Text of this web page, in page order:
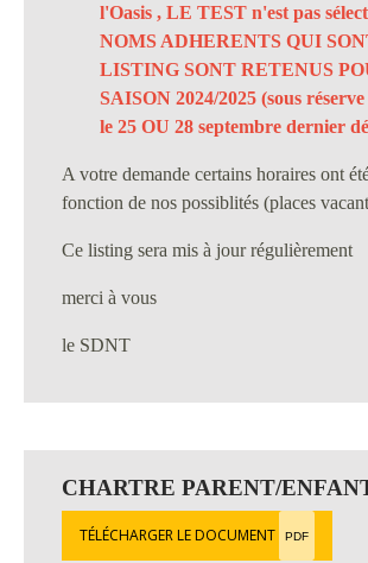
l'Oasis , LE TEST n'est pas
NOMS ADHERENTS QUI
LISTING SONT RETENUS
SAISON 2024/2025 (sous
le 25 OU 28 septembre dernier
A votre demande certains horaires ont
fonction de nos possiblités (places
Ce listing sera mis à jour régulièrement
merci à vous
le SDNT
CHARTRE PARENT/
TÉLÉCHARGER LE DOCUMENT PDF